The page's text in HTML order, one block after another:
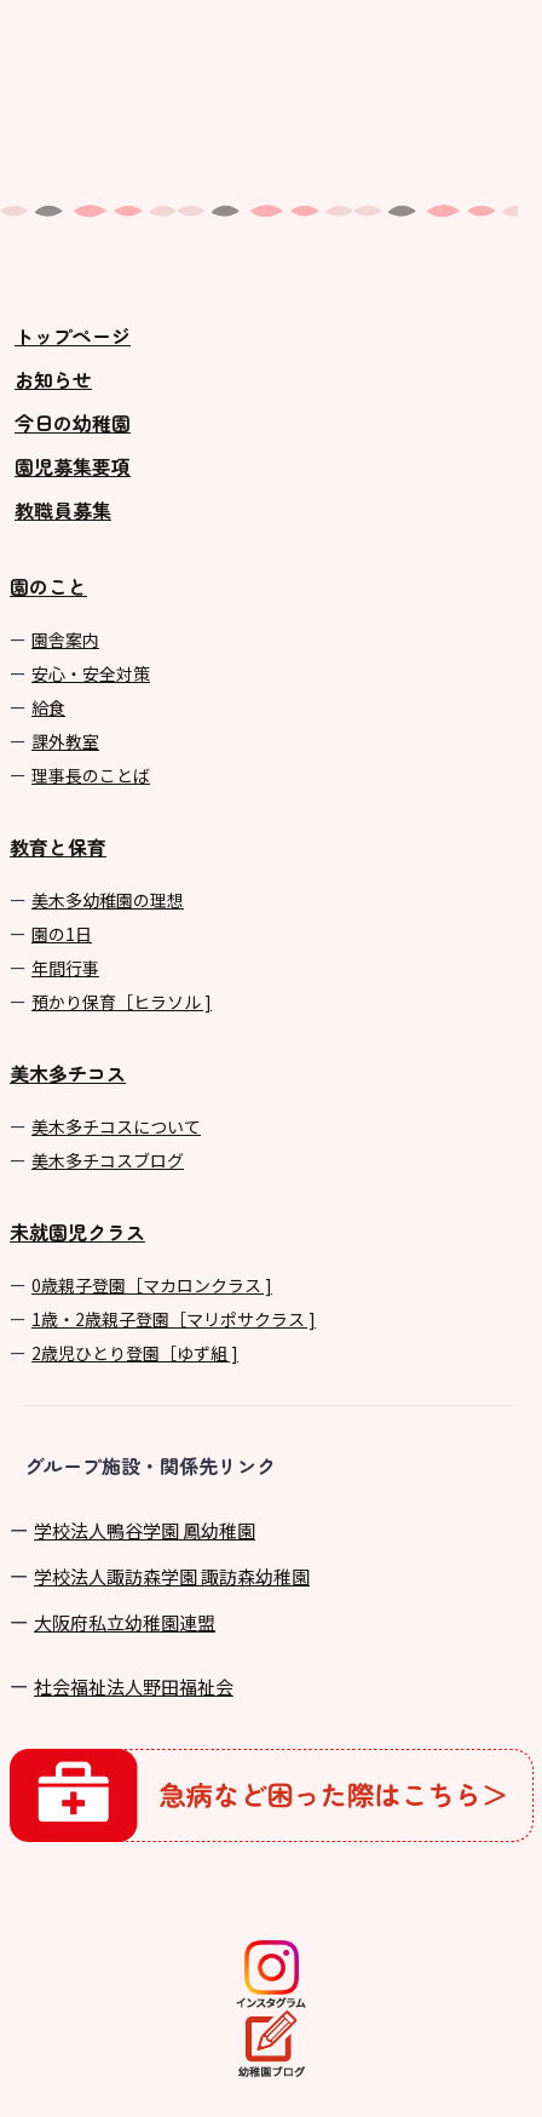
トップページ
お知らせ
今日の幼稚園
園児募集要項
教職員募集
園のこと
園舎案内
安心・安全対策
給食
課外教室
理事長のことば
教育と保育
美⽊多幼稚園の理想
園の1⽇
年間⾏事
預かり保育［ヒラソル ]
美木多チコス
美⽊多チコスについて
美⽊多チコスブログ
未就園児クラス
0歳親子登園［マカロンクラス ]
1歳・2歳親子登園［マリポサクラス ]
2歳児ひとり登園［ゆず組 ]
グループ施設・関係先リンク
学校法⼈鴨⾕学園 鳳幼稚園
学校法⼈諏訪森学園 諏訪森幼稚園
⼤阪府私⽴幼稚園連盟
社会福祉法人野田福祉会